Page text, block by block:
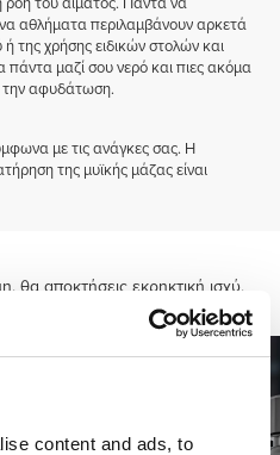
content and ads, to
αθλήματα περιλαμβάνουν αρκετά
της χρήσης ειδικών στολών και
μαζί σου νερό και πιες ακόμα
την αφυδάτωση.
με τις ανάγκες σας. Η
της μυϊκής μάζας είναι
θα αποκτήσεις εκρηκτική ισχύ,